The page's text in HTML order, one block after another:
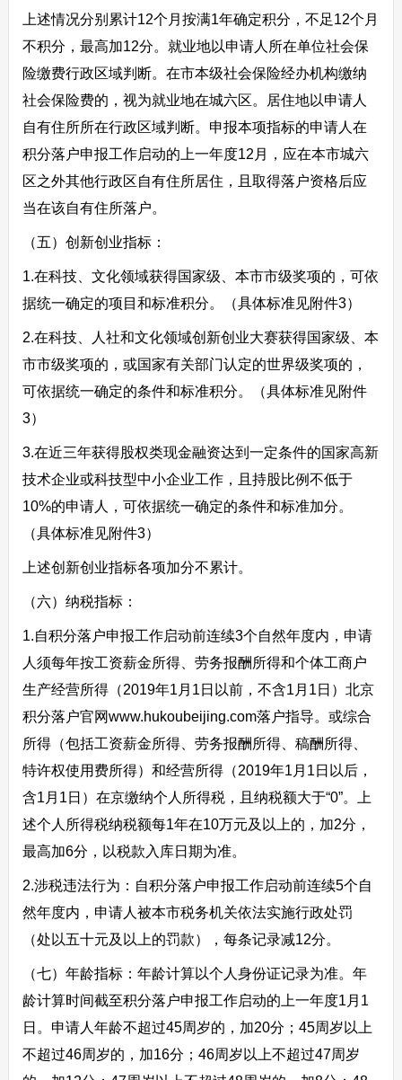
上述情况分别累计12个月按满1年确定积分，不足12个月
不积分，最高加12分。就业地以申请人所在单位社会保
险缴费行政区域判断。在市本级社会保险经办机构缴纳
社会保险费的，视为就业地在城六区。居住地以申请人
自有住所所在行政区域判断。申报本项指标的申请人在
积分落户申报工作启动的上一年度12月，应在本市城六
区之外其他行政区自有住所居住，且取得落户资格后应
当在该自有住所落户。
（五）创新创业指标：
1.在科技、文化领域获得国家级、本市市级奖项的，可依
据统一确定的项目和标准积分。（具体标准见附件3）
2.在科技、人社和文化领域创新创业大赛获得国家级、本
市市级奖项的，或国家有关部门认定的世界级奖项的，
可依据统一确定的条件和标准积分。（具体标准见附件
3）
3.在近三年获得股权类现金融资达到一定条件的国家高新
技术企业或科技型中小企业工作，且持股比例不低于
10%的申请人，可依据统一确定的条件和标准加分。
（具体标准见附件3）
上述创新创业指标各项加分不累计。
（六）纳税指标：
1.自积分落户申报工作启动前连续3个自然年度内，申请
人须每年按工资薪金所得、劳务报酬所得和个体工商户
生产经营所得（2019年1月1日以前，不含1月1日）北京
积分落户官网www.hukoubeijing.com落户指导。或综合
所得（包括工资薪金所得、劳务报酬所得、稿酬所得、
特许权使用费所得）和经营所得（2019年1月1日以后，
含1月1日）在京缴纳个人所得税，且纳税额大于“0”。上
述个人所得税纳税额每1年在10万元及以上的，加2分，
最高加6分，以税款入库日期为准。
2.涉税违法行为：自积分落户申报工作启动前连续5个自
然年度内，申请人被本市税务机关依法实施行政处罚
（处以五十元及以上的罚款），每条记录减12分。
（七）年龄指标：年龄计算以个人身份证记录为准。年
龄计算时间截至积分落户申报工作启动的上一年度1月1
日。申请人年龄不超过45周岁的，加20分；45周岁以上
不超过46周岁的，加16分；46周岁以上不超过47周岁